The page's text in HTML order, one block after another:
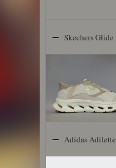
Skechers Glide
Adidas Adilette